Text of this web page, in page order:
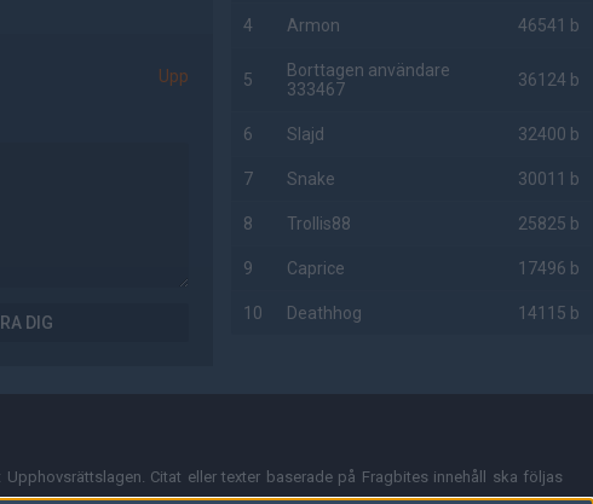
Upp
DIG
4 Armon 46541 b
5
Borttagen användare
333467
36124 b
6 Slajd 32400 b
7 Snake 30011 b
8 Trollis88 25825 b
9 Caprice 17496 b
10 Deathhog 14115 b
Citat eller texter baserade på Fragbites innehåll ska följas